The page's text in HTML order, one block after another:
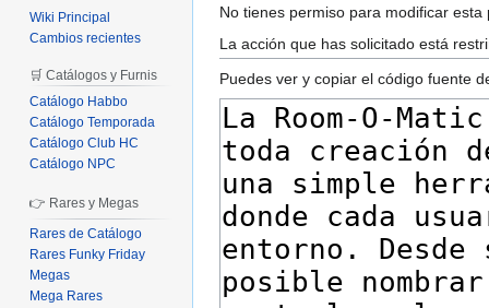
Ir
a
la
navegación
Ir
a
la
búsqueda
No tienes permiso para modificar
La acción que has solicitado está
Puedes ver y copiar el código fuente
Wiki Principal
Cambios recientes
🛒 Catálogos y Furnis
Catálogo Habbo
Catálogo Temporada
Catálogo Club HC
Catálogo NPC
👉 Rares y Megas
Rares de Catálogo
Rares Funky Friday
Megas
Mega Rares